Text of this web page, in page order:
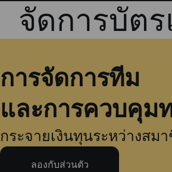
จัดการบัต
การจัดการทีม
และการควบคุม
กระจายเงินทุนระหว่างส
ลองกับส่วนตัว